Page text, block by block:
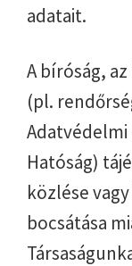
adatait.
A bíróság,
(pl.
Adatvédelmi
Hatóság)
közlése
bocsátása